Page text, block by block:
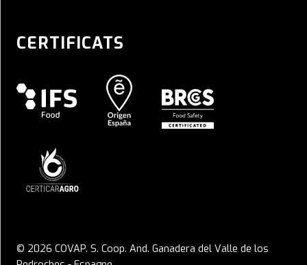
CERTIFICATS
© 2026 COVAP. S. Coop. And. Ganadera del Valle de los